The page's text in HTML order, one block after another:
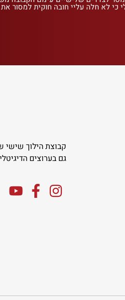
כי לא חלה עליי חובה חוקית למסור
קבוצת הילוך
גם בערוצים